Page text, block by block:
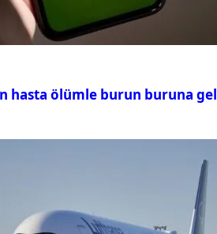
hasta ölümle burun buruna